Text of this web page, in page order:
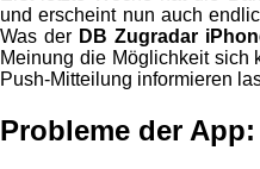
und erscheint nun auch
Was der DB Zugradar
Meinung die Möglichkeit sich
Push-Mitteilung informieren
Probleme der App: